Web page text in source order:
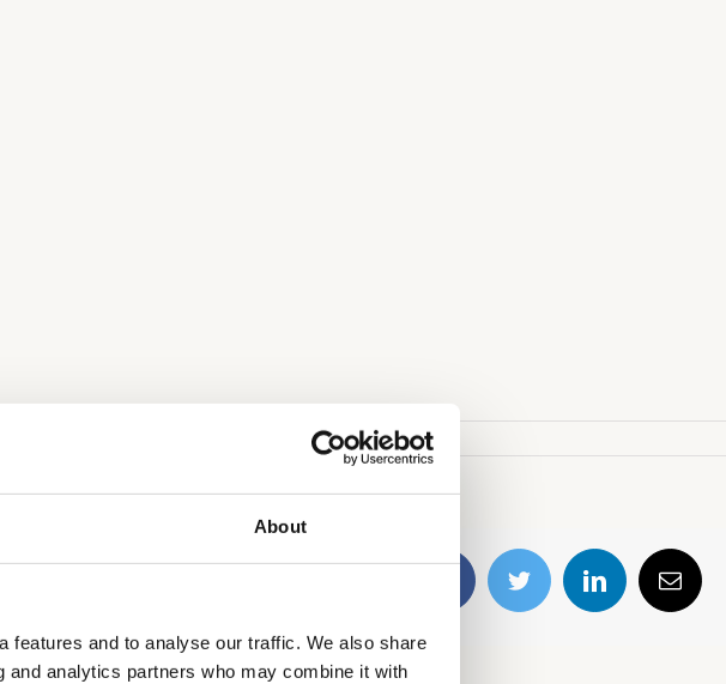
About
features and to analyse our traffic. We also share
analytics partners who may combine it with
FacebookTwitter LinkedIn
E-
mail